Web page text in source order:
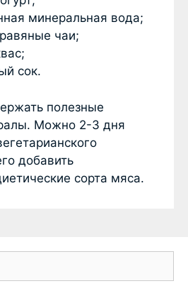
минеральная вода;
чаи;
сок.
полезные
Можно 2-3 дня
добавить
сорта мяса.